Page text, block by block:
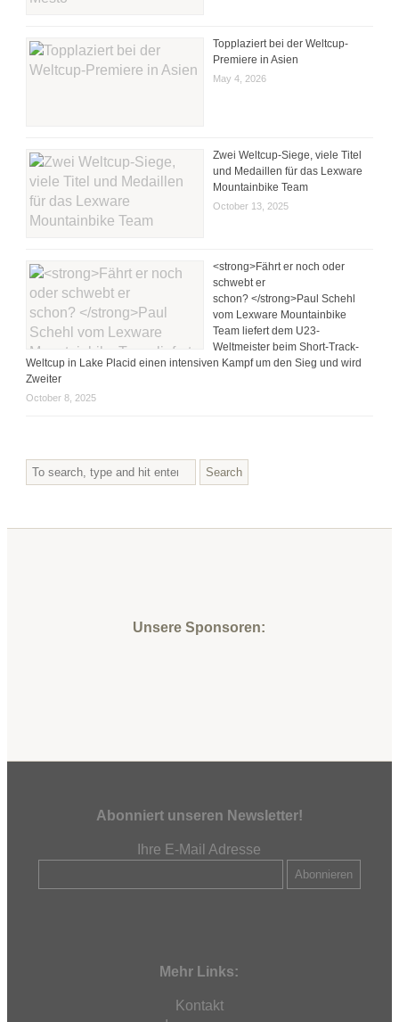
Topplaziert bei der Weltcup-
Premiere in Asien
May 4, 2026
Zwei Weltcup-Siege, viele Titel
und Medaillen für das Lexware
Mountainbike Team
October 13, 2025
<strong>Fährt er noch oder
schwebt er
schon? </strong>Paul Schehl
vom Lexware Mountainbike
Team liefert dem U23-
Weltmeister beim Short-Track-
Weltcup in Lake Placid einen intensiven Kampf um den Sieg und wird
Zweiter
October 8, 2025
Search
Unsere Sponsoren:
Abonniert unseren Newsletter!
Ihre E-Mail Adresse
Mehr Links:
Kontakt